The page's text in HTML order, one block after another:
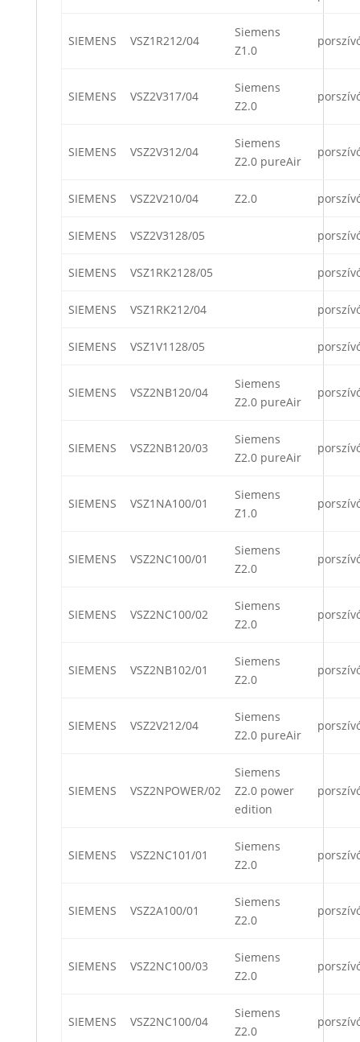
SIEMENS VSZ1R212/04
Siemens
Z1.0
SIEMENS VSZ2V317/04
Siemens
Z2.0
SIEMENS VSZ2V312/04
Siemens
Z2.0 pureAir
SIEMENS VSZ2V210/04 Z2.0
SIEMENS VSZ2V3128/05
SIEMENS VSZ1RK2128/05
SIEMENS VSZ1RK212/04
SIEMENS VSZ1V1128/05
SIEMENS VSZ2NB120/04
Siemens
Z2.0 pureAir
SIEMENS VSZ2NB120/03
Siemens
Z2.0 pureAir
SIEMENS VSZ1NA100/01
Siemens
Z1.0
SIEMENS VSZ2NC100/01
Siemens
Z2.0
SIEMENS VSZ2NC100/02
Siemens
Z2.0
SIEMENS VSZ2NB102/01
Siemens
Z2.0
SIEMENS VSZ2V212/04
Siemens
Z2.0 pureAir
SIEMENS VSZ2NPOWER/02
Siemens
Z2.0 power
edition
SIEMENS VSZ2NC101/01
Siemens
Z2.0
SIEMENS VSZ2A100/01
Siemens
Z2.0
SIEMENS VSZ2NC100/03
Siemens
Z2.0
SIEMENS VSZ2NC100/04
Siemens
Z2.0